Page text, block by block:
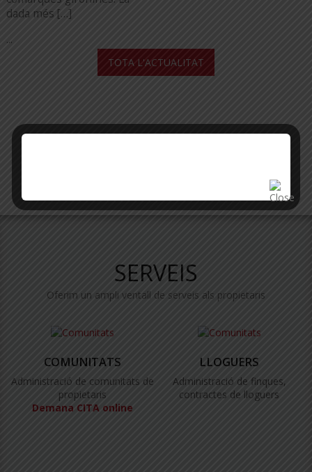
dada més […]
...
TOTA L'ACTUALITAT
SERVEIS
Oferim un ampli ventall de serveis als propietaris
COMUNITATS
Administració de comunitats de
propietaris
Demana CITA online
LLOGUERS
Administració de finques,
contractes de lloguers